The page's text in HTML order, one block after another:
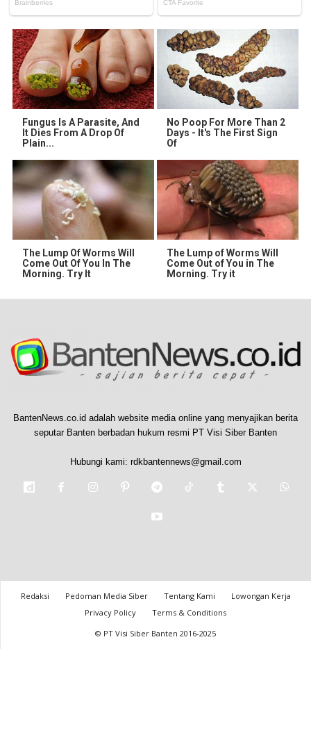
Fungus Is A Parasite, And
It Dies From A Drop Of
Plain...
No Poop For More Than 2
Days - It's The First Sign
Of
The Lump Of Worms Will
Come Out Of You In The
Morning. Try It
The Lump of Worms Will
Come Out of You in The
Morning. Try it
BantenNews.co.id adalah website media online yang menyajikan berita
seputar Banten berbadan hukum resmi PT Visi Siber Banten
Hubungi kami: rdkbantennews@gmail.com
Redaksi Pedoman Media Siber Tentang Kami
Lowongan Kerja
Privacy Policy
Terms & Conditions
© PT Visi Siber Banten 2016-2025